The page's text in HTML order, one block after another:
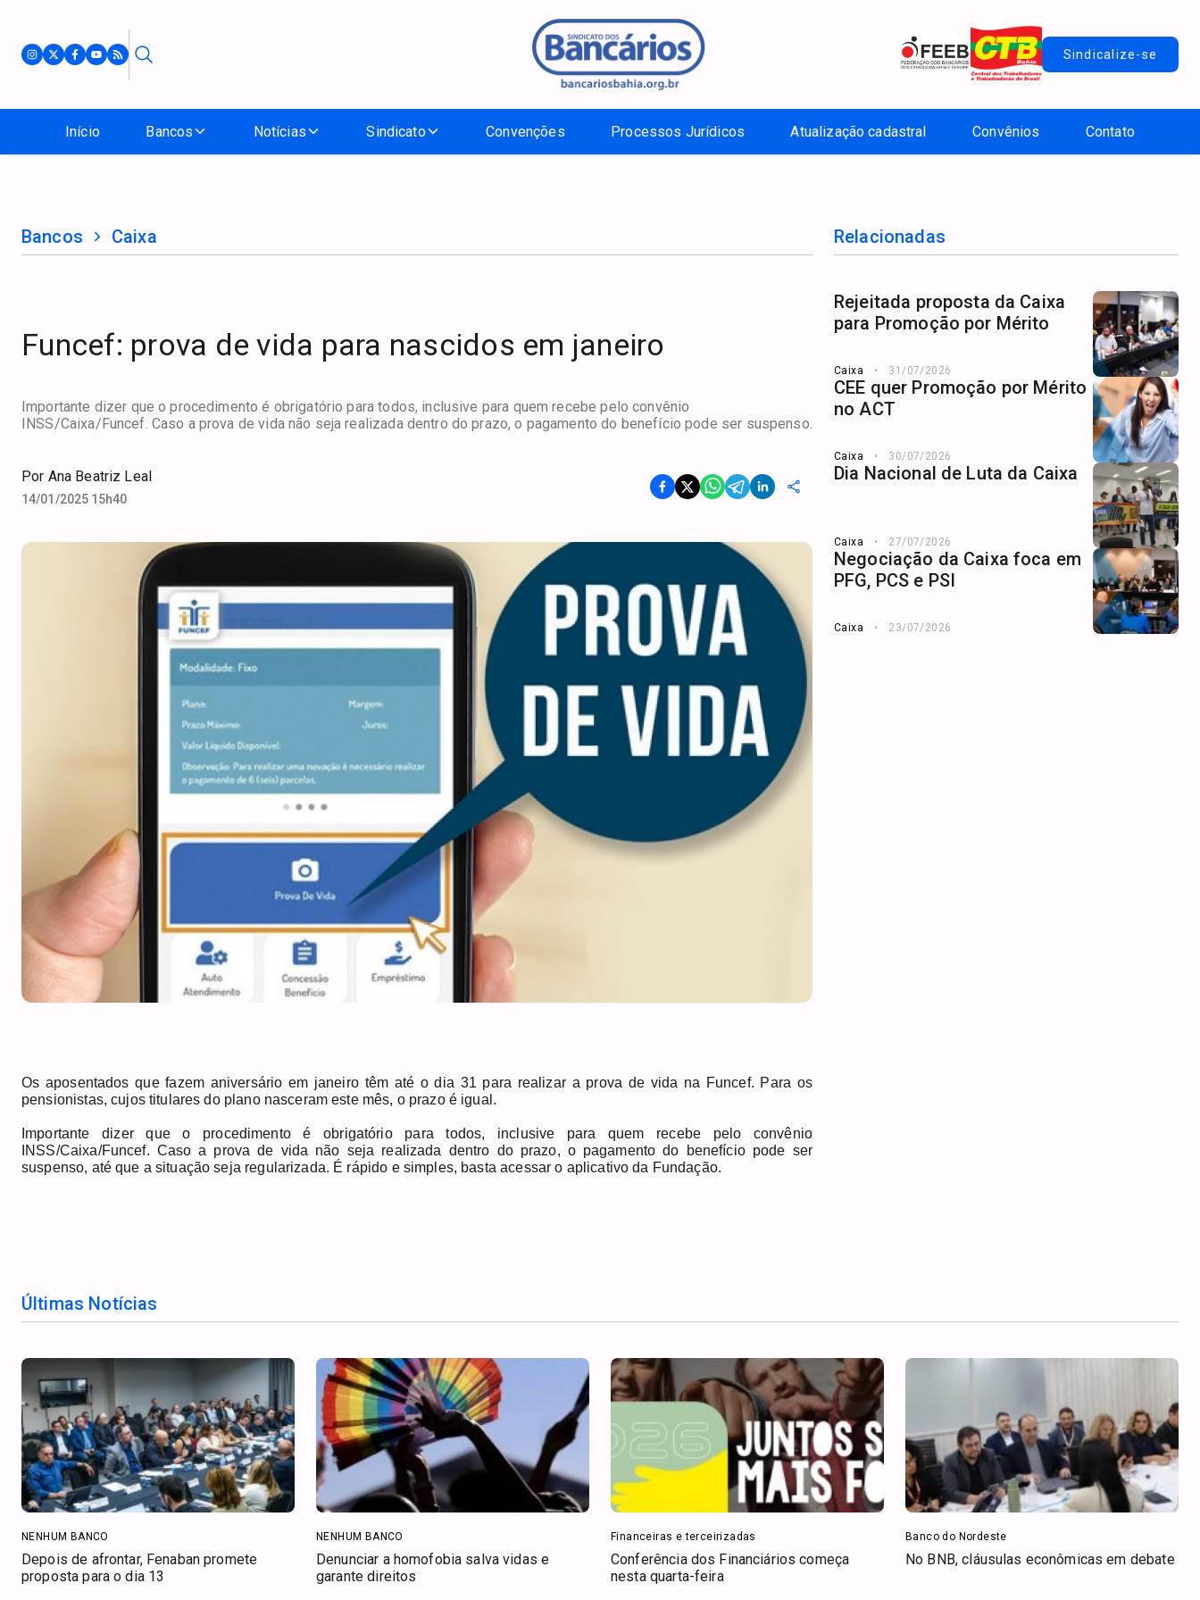
Sindicalize-se
Início Bancos Notícias Sindicato Convenções Processos Jurídicos Atualização cadastral Convênios Contato
Bancos Caixa
Funcef: prova de vida para nascidos em janeiro
Importante dizer que o procedimento é obrigatório para todos, inclusive para quem recebe pelo convênio
INSS/Caixa/Funcef. Caso a prova de vida não seja realizada dentro do prazo, o pagamento do benefício pode ser suspenso.
Por Ana Beatriz Leal
14/01/2025 15h40
Os aposentados que fazem aniversário em janeiro têm até o dia 31 para realizar a prova de vida na Funcef. Para os
pensionistas, cujos titulares do plano nasceram este mês, o prazo é igual.
Importante dizer que o procedimento é obrigatório para todos, inclusive para quem recebe pelo convênio
INSS/Caixa/Funcef. Caso a prova de vida não seja realizada dentro do prazo, o pagamento do benefício pode ser
suspenso, até que a situação seja regularizada. É rápido e simples, basta acessar o aplicativo da Fundação.
Relacionadas
Rejeitada proposta da Caixa
para Promoção por Mérito
Caixa 31/07/2026
CEE quer Promoção por Mérito
no ACT
Caixa 30/07/2026
Dia Nacional de Luta da Caixa
Caixa 27/07/2026
Negociação da Caixa foca em
PFG, PCS e PSI
Caixa 23/07/2026
Últimas Notícias
NENHUM BANCO
Depois de afrontar, Fenaban promete
proposta para o dia 13
NENHUM BANCO
Denunciar a homofobia salva vidas e
garante direitos
Financeiras e terceirizadas
Conferência dos Financiários começa
nesta quarta-feira
Banco do Nordeste
No BNB, cláusulas econômicas em debate